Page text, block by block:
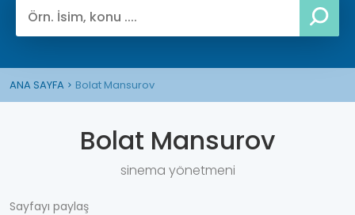
ANA SAYFA Bolat Mansurov
Bolat Mansurov
sinema yönetmeni
Sayfayı paylaş